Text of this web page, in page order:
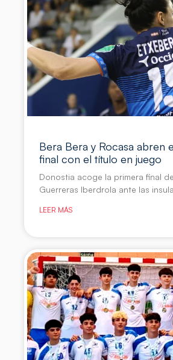
Bera Bera y Rocasa abren
final con el título en juego
Donostia acoge la primera final
Guerreras Iberdrola ante las
LEER MÁS